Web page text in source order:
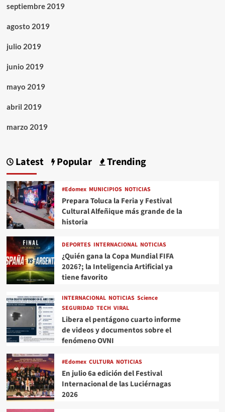
septiembre 2019
agosto 2019
julio 2019
junio 2019
mayo 2019
abril 2019
marzo 2019
Latest Popular Trending
#Edomex MUNICIPIOS NOTICIAS
Prepara Toluca la Feria y Festival
Cultural Alfeñique más grande de la
historia
DEPORTES INTERNACIONAL NOTICIAS
¿Quién gana la Copa Mundial FIFA
2026?; la Inteligencia Artificial ya
tiene favorito
INTERNACIONAL NOTICIAS Science
SEGURIDAD TECH VIRAL
Libera el pentágono cuarto informe
de videos y documentos sobre el
fenómeno OVNI
#Edomex CULTURA NOTICIAS
En julio 6a edición del Festival
Internacional de las Luciérnagas
2026